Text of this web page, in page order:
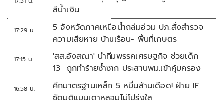
สีน้ำเงิน
17:29 น.
5 จังหวัดภาคเหนือน้ำถล่มอ่วม ปภ.สั่งสำรวจ
ความเสียหาย บ้านเรือน- พื้นที่เกษตร
17:15 น.
'สส.อังสณา' นำทีมพรรคเศรษฐกิจ ช่วยเด็ก
13 ถูกทำร้ายซ้ำซาก ประสานพม.เข้าคุ้มครอง
16:58 น.
ศึกมาตรฐานเหล็ก 5 หมื่นล้านเดือด! ฝ่าย IF
ซัดมติแบนเตาหลอมไม่โปร่งใส